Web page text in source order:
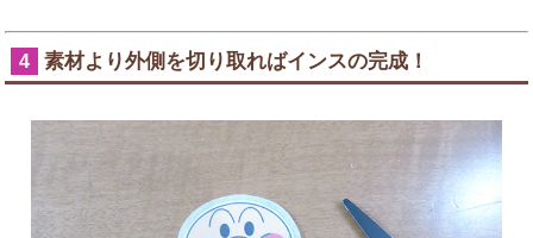
4 素材より外側を切り取ればインスの完成！